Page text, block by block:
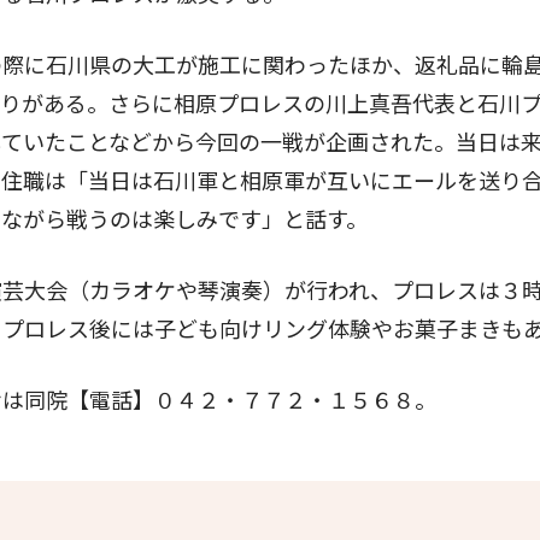
石川県の大工が施工に関わったほか、返礼品に輪
がある。さらに相原プロレスの川上真吾代表と石川
いたことなどから今回の一戦が企画された。当日は
職は「当日は石川軍と相原軍が互いにエールを送り
がら戦うのは楽しみです」と話す。
会（カラオケや琴演奏）が行われ、プロレスは３
ロレス後には子ども向けリング体験やお菓子まきも
院【電話】０４２・７７２・１５６８。